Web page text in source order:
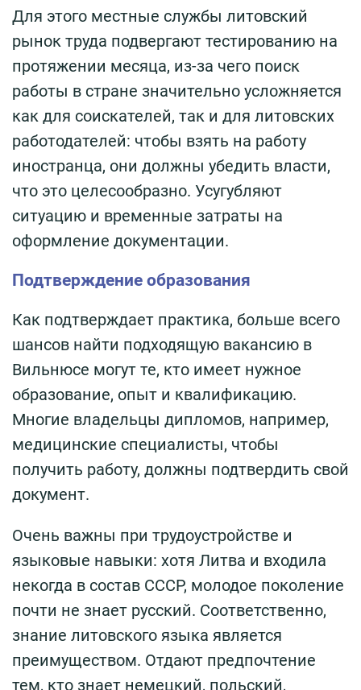
Для этого местные службы литовский
рынок труда подвергают тестированию на
протяжении месяца, из-за чего поиск
работы в стране значительно усложняется
как для соискателей, так и для литовских
работодателей: чтобы взять на работу
иностранца, они должны убедить власти,
что это целесообразно. Усугубляют
ситуацию и временные затраты на
оформление документации.
Подтверждение образования
Как подтверждает практика, больше всего
шансов найти подходящую вакансию в
Вильнюсе могут те, кто имеет нужное
образование, опыт и квалификацию.
Многие владельцы дипломов, например,
медицинские специалисты, чтобы
получить работу, должны подтвердить свой
документ.
Очень важны при трудоустройстве и
языковые навыки: хотя Литва и входила
некогда в состав СССР, молодое поколение
почти не знает русский. Соответственно,
знание литовского языка является
преимуществом. Отдают предпочтение
тем, кто знает немецкий, польский,